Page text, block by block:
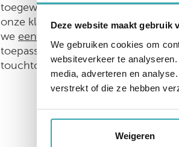
Deze website maakt gebruik
We gebruiken cookies om
websiteverkeer te
media, adverteren en
verstrekt of die ze hebben
Weigeren
toegewijde engineers en
onze klanten. Zij zien ons als
we een op maat gemaakte oplossing
toepassing. Ook bieden we
touchtoepassing.